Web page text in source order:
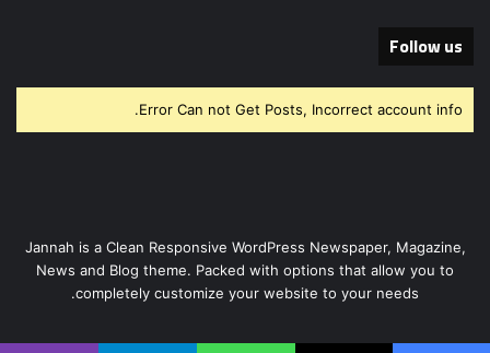
Follow us
Error Can not Get Posts, Incorrect account info.
Jannah is a Clean Responsive WordPress Newspaper, Magazine,
News and Blog theme. Packed with options that allow you to
completely customize your website to your needs.